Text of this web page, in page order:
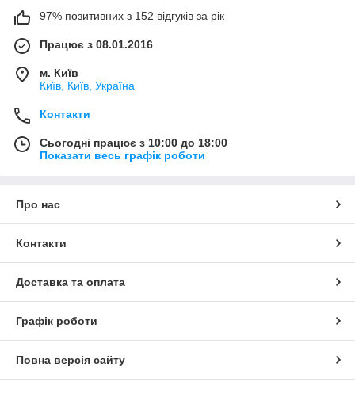
97% позитивних з 152 відгуків за рік
Працює з 08.01.2016
м. Київ
Київ, Київ, Україна
Контакти
Сьогодні працює з 10:00 до 18:00
Показати весь графік роботи
Про нас
Контакти
Доставка та оплата
Графік роботи
Повна версія сайту